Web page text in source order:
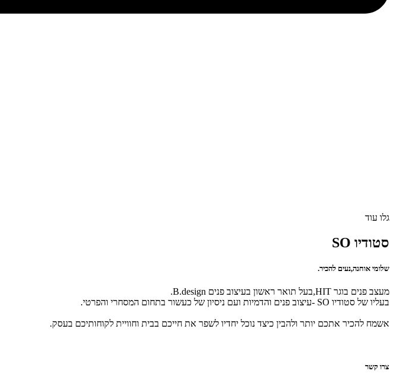
גלו עוד
סטודיו SO
שלומי אוחנה,נעים להכיר.
מעצב פנים בוגר HIT,בעל תואר ראשון בעיצוב פנים B.design.
בעליו של סטודיו SO -עיצוב פנים והדמיות ועם ניסיון של כעשור בתחום המסחרי והפרטי.
אשמח להכיר אתכם יותר ולהבין כיצד נוכל יחדיו לשפר את חייכם בבית וחוויית לקוחותיכם בעסק.
צרו קשר